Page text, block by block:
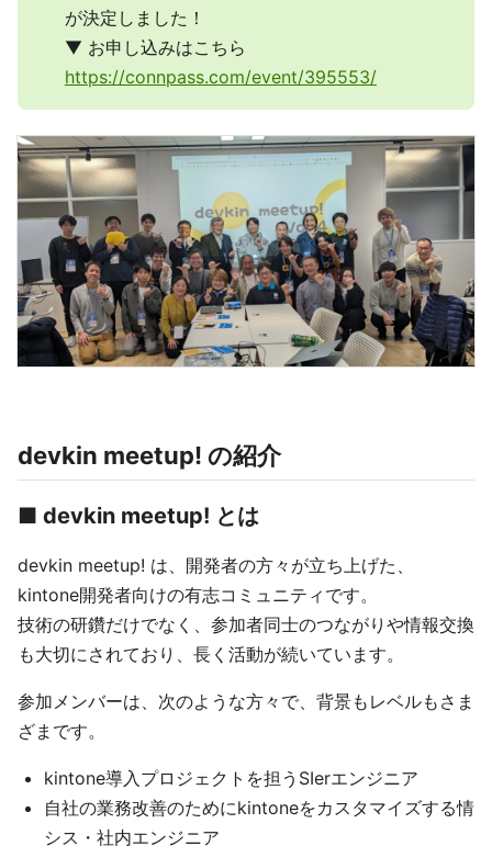
が決定しました！
▼ お申し込みはこちら
https://connpass.com/event/395553/
devkin meetup! の紹介
■ devkin meetup! とは
devkin meetup! は、開発者の方々が立ち上げた、
kintone開発者向けの有志コミュニティです。
技術の研鑽だけでなく、参加者同士のつながりや情報交換
も大切にされており、長く活動が続いています。
参加メンバーは、次のような方々で、背景もレベルもさま
ざまです。
kintone導入プロジェクトを担うSIerエンジニア
自社の業務改善のためにkintoneをカスタマイズする情
シス・社内エンジニア